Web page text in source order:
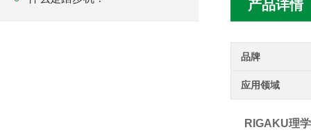
产品详情
品牌
应用领域
RIGAKU理